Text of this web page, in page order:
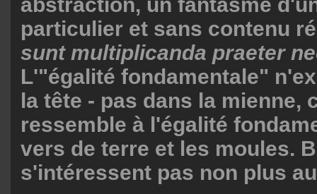
abstraction, un fantasme
particulier et sans contenu
sunt multiplicanda praeter
L'"égalité fondamentale"
la tête - pas dans la mienne,
ressemble à l'égalité
vers de terre et les moules.
s'intéressent pas non plus